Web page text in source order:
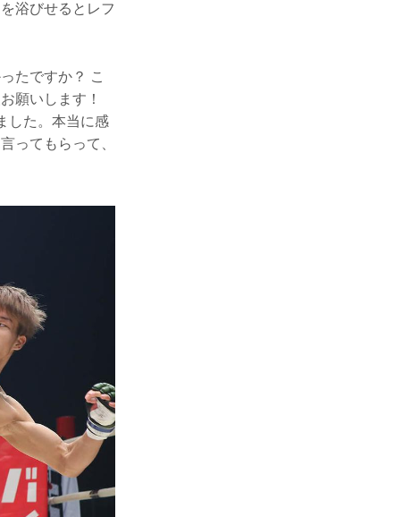
浴びせるとレフ
たですか？ こ
願いします！
した。本当に感
ってもらって、